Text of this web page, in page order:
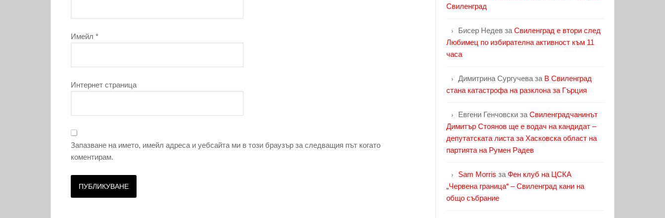
Имейл *
Интернет страница
Запазване на името, имейл адреса и уебсайта ми в този браузър за следващия път когато
коментирам.
Свиленград
Бисер Недев за Свиленград е втори след
Любимец по избирателна активност към 11
часа
Димитрина Сургучева за В Свиленград
стана катастрофа на разклона за Гърция
Евгени Генчовски за Свиленградчанинът
Димитър Стоянов ще е водач на кандидат –
депутатската листа за Хасковска област на
партията на Румен Радев
Sam Morris за Фен клуб на ЦСКА
„Червена граница“ – Свиленград кани на
общо събрание